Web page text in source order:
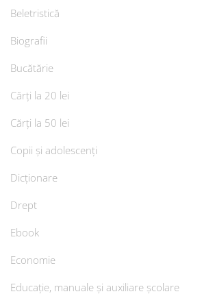
Beletristică
Biografii
Bucătărie
Cărți la 20 lei
Cărți la 50 lei
Copii și adolescenți
Dicționare
Drept
Ebook
Economie
Educație, manuale și auxiliare școlare